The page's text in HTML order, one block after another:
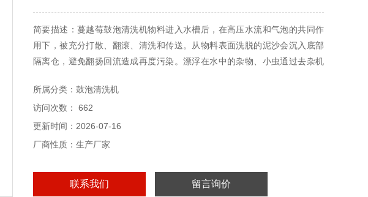
简要描述：蔓越莓鼓泡清洗机物料进入水槽后，在高压水流和气泡的共同作
用下，被充分打散、翻滚、清洗和传送。从物料表面洗脱的泥沙会沉入底部
隔离仓，避免翻扬回流造成再度污染。漂浮在水中的杂物、小虫通过去杂机
淋清洗，然后送至下道工序。
所属分类：鼓泡清洗机
访问次数： 662
更新时间：2026-07-16
厂商性质：生产厂家
联系我们 留言询价